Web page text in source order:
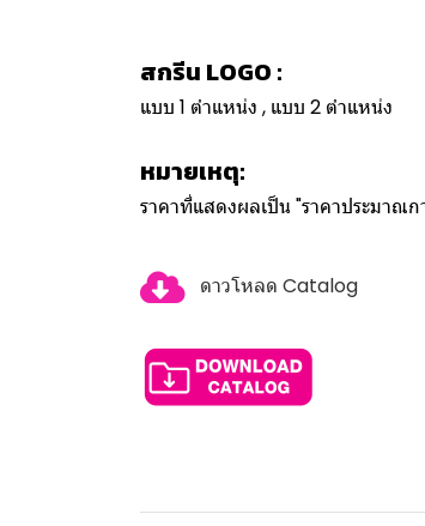
สกรีน LOGO :
แบบ 1 ตำแหน่ง , แบบ 2 ตำแหน่ง
หมายเหตุ:
ราคาที่แสดงผลเป็น "ราคาประมาณ
ดาวโหลด Catalog